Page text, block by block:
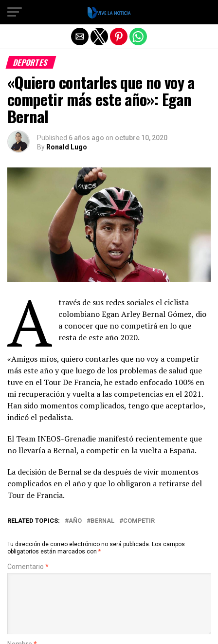
DEPORTES
«Quiero contarles que no voy a
competir más este año»: Egan
Bernal
Published 6 años ago on octubre 10, 2020
By Ronald Lugo
A
través de sus redes sociales el ciclista
colombiano Egan Arley Bernal Gómez, dio
a conocer que no competirá en lo que
resta de este año 2020.
«Amigos míos, quiero contarles que no voy a competir
más este año y que luego de los problemas de salud que
tuve en el Tour De Francia, he estado enfocado 100% en
mi recuperación y vuelta a las competencias en el 2021.
Han sido momentos complicados, tengo que aceptarlo»,
indicó el pedalista.
El Team INEOS-Grenadie manifestó recientemente que
no llevaría a Bernal, a competir en la vuelta a España.
La decisión de Bernal se da después de vivir momentos
complicados en el año y que lo obligaron a retirarse del
Tour de Francia.
RELATED TOPICS: AÑO BERNAL COMPETIR
Tu dirección de correo electrónico no será publicada. Los campos
obligatorios están marcados con *
Comentario *
Salir de la versión móvil